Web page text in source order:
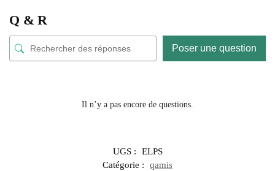
Q & R
Poser une question
Il n’y a pas encore de questions.
UGS :
ELPS
Catégorie :
qamis